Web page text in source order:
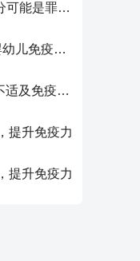
宝宝胃肠道不适？奶粉中的这些成分可能是罪魁祸首！
宝宝总生病就是免疫力低下？关于婴幼儿免疫力的真相，家长必须了解！
宝宝喂养难题：奶粉喂养与胃肠道不适及免疫力提升的奥秘
提升免疫力
提升免疫力